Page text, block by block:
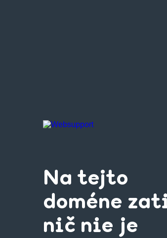
Na tejto
doméne
nič nie je